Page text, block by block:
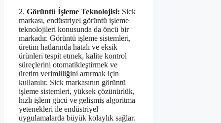
2. Görüntü İşleme Teknolojisi: Sick
markası, endüstriyel görüntü işleme
teknolojileri konusunda da öncü bir
markadır. Görüntü işleme sistemleri,
üretim hatlarında hatalı ve eksik
ürünleri tespit etmek, kalite kontrol
süreçlerini otomatikleştirmek ve
üretim verimliliğini artırmak için
kullanılır. Sick markasının görüntü
işleme sistemleri, yüksek çözünürlük,
hızlı işlem gücü ve gelişmiş algoritma
yetenekleri ile endüstriyel
uygulamalarda büyük kolaylık sağlar.